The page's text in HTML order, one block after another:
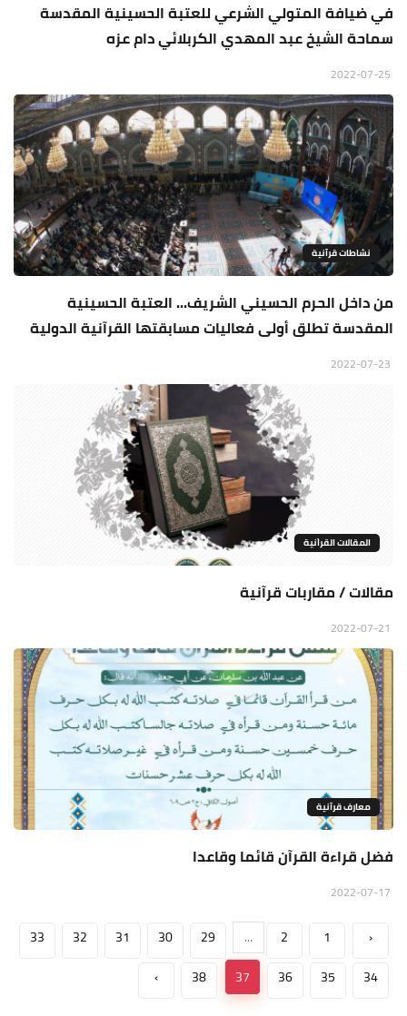
في ضيافة المتولي الشرعي للعتبة الحسينية المقدسة
سماحة الشيخ عبد المهدي الكربلائي دام عزه
نشاطات قرآنية
من داخل الحرم الحسيني الشريف... العتبة الحسينية
المقدسة تطلق أولى فعاليات مسابقتها القرآنية الدولية
المقالات القراَنية
مقالات / مقاربات قرآنية
معارف قرآنية
فضل قراءة القرآن قائما وقاعدا
‹
1
2
...
29
30
31
32
33
34
35
36
37
38
›